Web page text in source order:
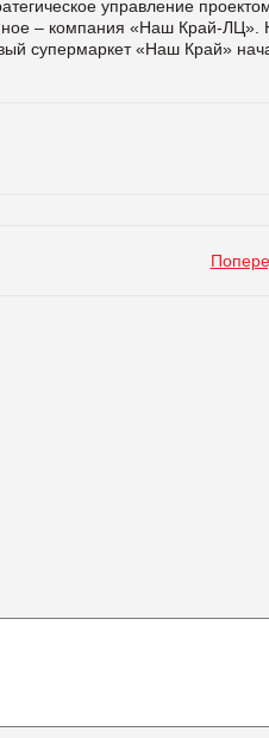
управление
– компания «Наш Край-ЛЦ».
супермаркет «Наш Край»